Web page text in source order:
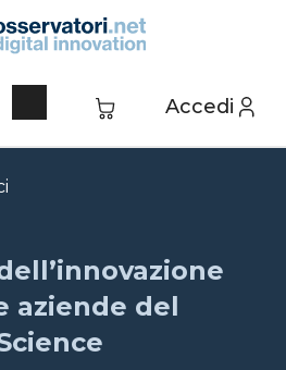
Accedi
aziende del